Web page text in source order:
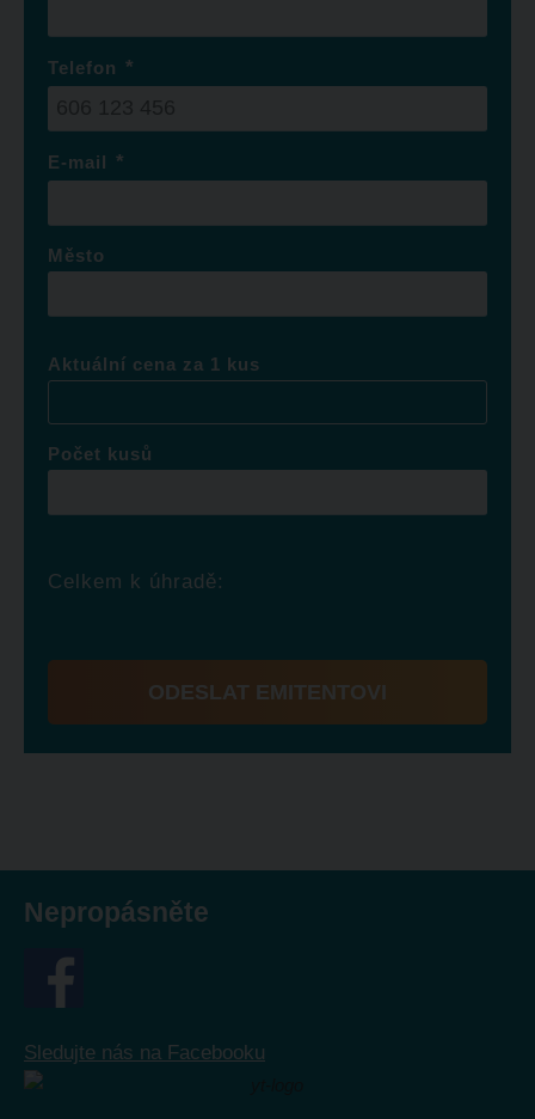
Telefon *
E-mail *
Město
Aktuální cena za 1 kus
Počet kusů
Celkem k úhradě:
ODESLAT EMITENTOVI
Nepropásněte
Sledujte nás na Facebooku